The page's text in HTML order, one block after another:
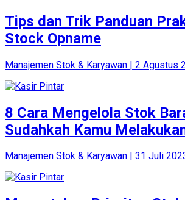
Tips dan Trik Panduan
Stock Opname
Manajemen Stok & Karyawan | 2 Agustus
8 Cara Mengelola Stok
Sudahkah Kamu
Manajemen Stok & Karyawan | 31 Juli